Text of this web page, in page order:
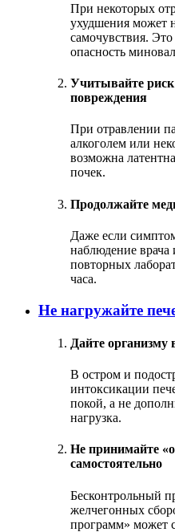
При некоторых
ухудшения может
самочувствия. Это
опасность
Учитывайте риск
повреждения
При отравлении
алкоголем или
возможна
почек.
Продолжайте
Даже если
наблюдение врача
повторных
часа.
Не нагружайте
Дайте организму
В остром и
интоксикации
покой, а не
нагрузка.
Не принимайте
самостоятельно
Бесконтрольный
желчегонных
программ» может